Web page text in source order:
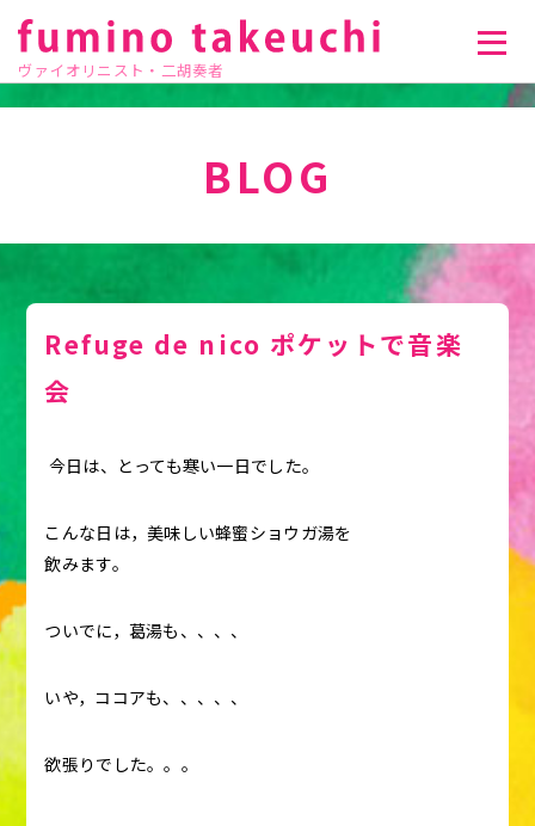
ヴァイオリニスト・二胡奏者
BLOG
Refuge de nico ポケットで音楽
会
今日は、とっても寒い一日でした。
こんな日は，美味しい蜂蜜ショウガ湯を
飲みます。
ついでに，葛湯も、、、、
いや，ココアも、、、、、
欲張りでした。。。